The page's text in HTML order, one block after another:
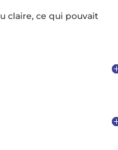
claire, ce qui pouvait